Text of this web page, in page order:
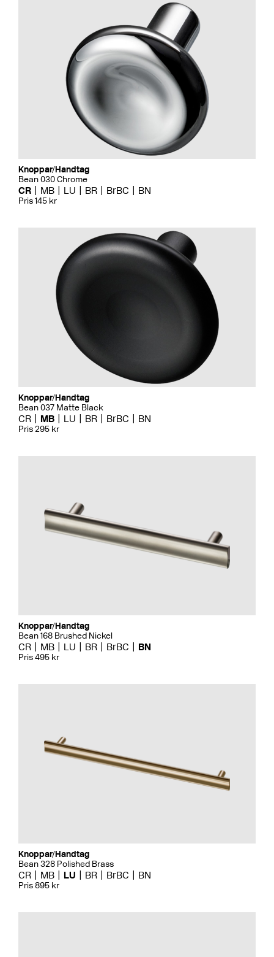
Knoppar/Handtag
Bean 030 Chrome
CR MB LU BR BrBC BN
Pris 145 kr
Knoppar/Handtag
Bean 037 Matte Black
CR MB LU BR BrBC BN
Pris 295 kr
Knoppar/Handtag
Bean 168 Brushed Nickel
CR MB LU BR BrBC BN
Pris 495 kr
Knoppar/Handtag
Bean 328 Polished Brass
CR MB LU BR BrBC BN
Pris 895 kr